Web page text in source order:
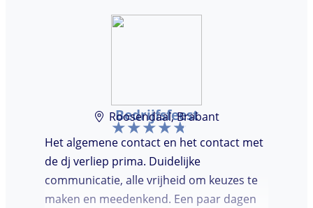
Bedrijfsfeest
Roosendaal, Brabant
Het algemene contact en het contact met
de dj verliep prima. Duidelijke
communicatie, alle vrijheid om keuzes te
maken en meedenkend. Een paar dagen